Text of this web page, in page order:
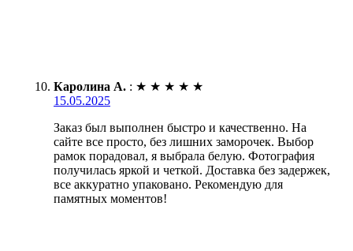
Каролина А. : ★ ★ ★ ★ ★
15.05.2025
Заказ был выполнен быстро и качественно. На
сайте все просто, без лишних заморочек. Выбор
рамок порадовал, я выбрала белую. Фотография
получилась яркой и четкой. Доставка без задержек,
все аккуратно упаковано. Рекомендую для
памятных моментов!